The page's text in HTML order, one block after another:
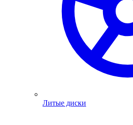
Литые диски